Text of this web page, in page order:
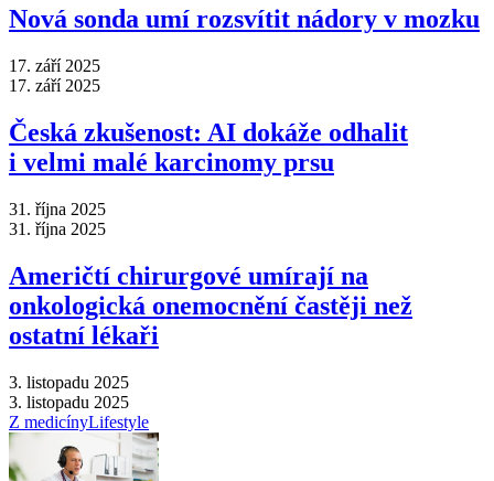
Nová sonda umí rozsvítit nádory v mozku
17. září 2025
17. září 2025
Česká zkušenost: AI dokáže odhalit
i velmi malé karcinomy prsu
31. října 2025
31. října 2025
Američtí chirurgové umírají na
onkologická onemocnění častěji než
ostatní lékaři
3. listopadu 2025
3. listopadu 2025
Z medicínyLifestyle